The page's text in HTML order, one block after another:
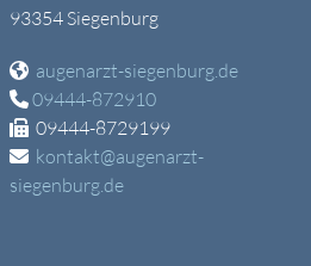
93354 Siegenburg
augenarzt-siegenburg.de
09444-872910
09444-8729199
kontakt@augenarzt-
siegenburg.de